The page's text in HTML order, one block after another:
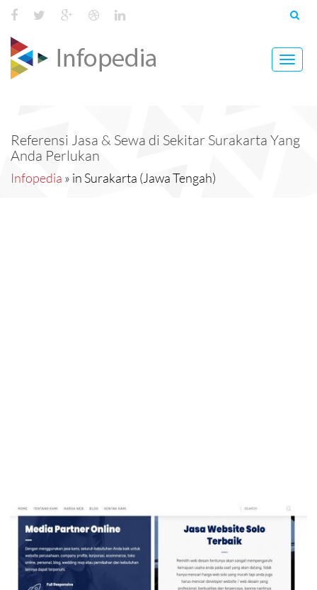
Toggle
Referensi Jasa & Sewa di Sekitar Surakarta Yang
Anda Perlukan
Infopedia » in Surakarta (Jawa Tengah)